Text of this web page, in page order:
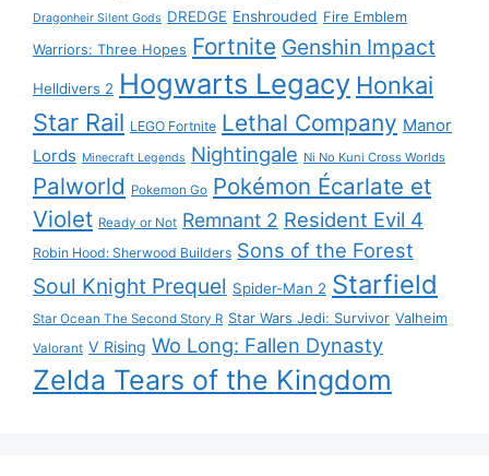
Dragonheir Silent Gods DREDGE Enshrouded Fire Emblem
Warriors: Three Hopes Fortnite Genshin Impact
Helldivers 2 Hogwarts Legacy Honkai
Star Rail LEGO Fortnite Lethal Company Manor
Lords Minecraft Legends Nightingale Ni No Kuni Cross Worlds
Palworld Pokemon Go Pokémon Écarlate et
Violet Ready or Not Remnant 2 Resident Evil 4
Robin Hood: Sherwood Builders Sons of the Forest
Soul Knight Prequel Spider-Man 2 Starfield
Star Ocean The Second Story R Star Wars Jedi: Survivor Valheim
Valorant V Rising Wo Long: Fallen Dynasty
Zelda Tears of the Kingdom